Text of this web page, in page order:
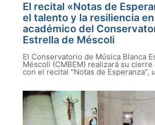
El recital «Notas de
el talento y la resiliencia
académico del
Estrella de Méscoli
El Conservatorio de Música Blanca
Méscoli (CMBEM) realizará su cierre
con el recital "Notas de Esperanza",